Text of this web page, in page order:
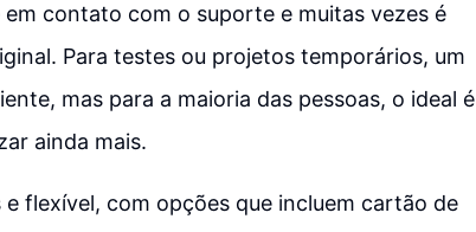
contato com o suporte e muitas vezes é
Para testes ou projetos temporários, um
mas para a maioria das pessoas, o ideal é
ainda mais.
flexível, com opções que incluem cartão de